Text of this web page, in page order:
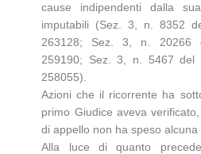
cause indipendenti dalla
imputabili (Sez. 3, n. 8352
263128; Sez. 3, n. 20266
259190; Sez. 3, n. 5467 del
258055).
Azioni che il ricorrente ha
primo Giudice aveva
di appello non ha speso alcuna
Alla luce di quanto